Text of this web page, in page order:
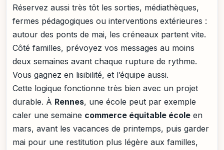
Réservez aussi très tôt les sorties, médiathèques,
fermes pédagogiques ou interventions extérieures :
autour des ponts de mai, les créneaux partent vite.
Côté familles, prévoyez vos messages au moins
deux semaines avant chaque rupture de rythme.
Vous gagnez en lisibilité, et l’équipe aussi.
Cette logique fonctionne très bien avec un projet
durable. À Rennes, une école peut par exemple
caler une semaine commerce équitable école en
mars, avant les vacances de printemps, puis garder
mai pour une restitution plus légère aux familles,